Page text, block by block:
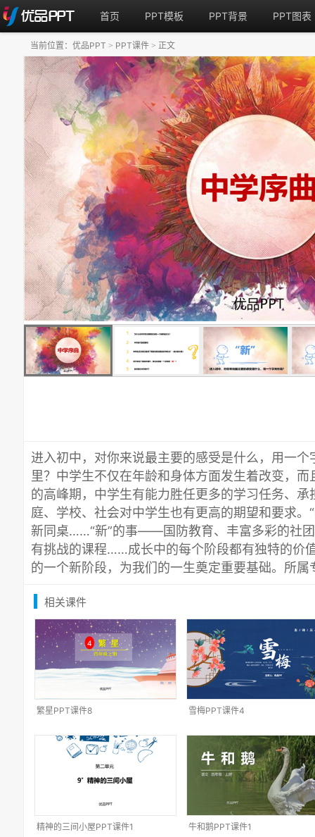
首页 PPT模板 PPT背景 PPT图表
进入初中，对你来说最主要的感受是什么，用一个
里？中学生不仅在年龄和身体方面发生着改变，
的高峰期，中学生有能力胜任更多的学习任务、
庭、学校、社会对中学生也有更高的期望和要求
新同桌……“新”的事——国防教育、丰富多彩的社
有挑战的课程……成长中的每个阶段都有独特的价
的一个新阶段，为我们的一生奠定重要基础。所属
当前位置： 优品PPT > PPT课件 > 正文
相关课件
繁星PPT课件8 雪梅PPT课件4
精神的三间小屋PPT课件1 牛和鹅PPT课件1